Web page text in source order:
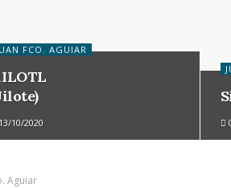
FCO. AGUIAR
13/10/2020
Aguiar